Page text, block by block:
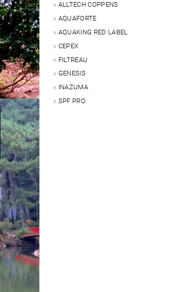
ALLTECH COPPENS
AQUAFORTE
AQUAKING RED LABEL
CEPEX
FILTREAU
GENESIS
INAZUMA
SPF PRO